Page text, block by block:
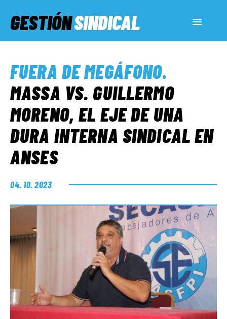
GESTIÓNSINDICAL
SERVICIOS SOCIALES
INFORMES ESPECIALES
FUERA DE MEGÁFONO
EL LADO «G»
FUERA DE MEGÁFONO.
MASSA VS. GUILLERMO
MORENO, EL EJE DE UNA
DURA INTERNA SINDICAL EN
ANSES
04. 10. 2023